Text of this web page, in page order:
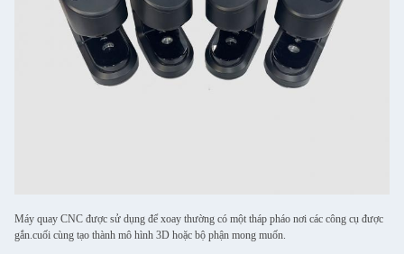
Máy quay CNC được sử dụng để xoay thường có một tháp pháo nơi các công cụ được
gắn.cuối cùng tạo thành mô hình 3D hoặc bộ phận mong muốn.